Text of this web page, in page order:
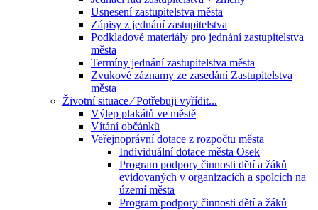
Usnesení zastupitelstva města
Zápisy z jednání zastupitelstva
Podkladové materiály pro jednání zastupitelstva
města
Termíny jednání zastupitelstva města
Zvukové záznamy ze zasedání Zastupitelstva
města
Životní situace ⁄ Potřebuji vyřídit...
Výlep plakátů ve městě
Vítání občánků
Veřejnoprávní dotace z rozpočtu města
Individuální dotace města Osek
Program podpory činnosti dětí a žáků
evidovaných v organizacích a spolcích na
území města
Program podpory činnosti dětí a žáků